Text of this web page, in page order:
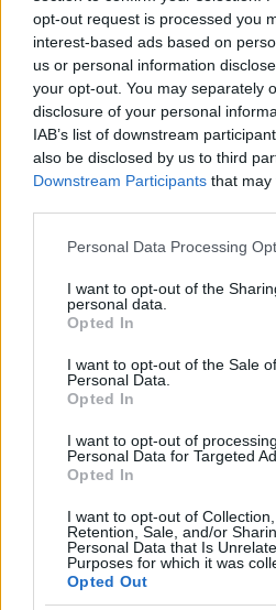
opt-out request is processed you
interest-based ads based on
us or personal information
your opt-out. You may separately
disclosure of your personal
IAB’s list of downstream
also be disclosed by us to third
Downstream Participants that may
Please note that this website/app
not limited to your visit or usage
grant or deny consent to Google
use your data for below specified
consent section.
Personal Data Processing
I want to opt-out of the
personal data.
Opted In
I want to opt-out of the Sale
Personal Data.
Opted In
I want to opt-out of
Personal Data for Targeted
Opted In
I want to opt-out of Collection,
Retention, Sale, and/or
Personal Data that Is
Purposes for which it was
Opted Out
Aisha, Kocsis Dénes, Lévai Enikő,
Oszvald Marika, Peller Károly,
Vendégként lép fel Cseh Antal és
A szervezők közleményükben
Peller Károllyal adja elő aGyere te
reneszánszát, az
Fischl Mónika vidám, színes
humorral, Dolhai Attila szerint
vissza nem térő lehetőség
rendező-koreográfusa elárulta,
vezérfonala, hogy az egyik szám
átíveljen. Ez a gondolati szál
helyszíneit, például strandot,
vagy magát az Oroszlános